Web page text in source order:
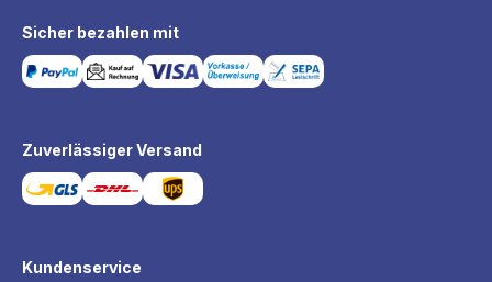
Sicher bezahlen mit
Zuverlässiger Versand
Kundenservice